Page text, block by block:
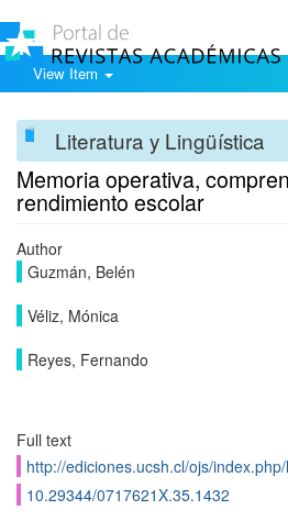
View Item
Literatura y Lingüística
Memoria operativa,
rendimiento escolar
Author
Guzmán, Belén
Véliz, Mónica
Reyes, Fernando
Full text
http://ediciones.ucsh.cl/ojs/
10.29344/0717621X.35.1432